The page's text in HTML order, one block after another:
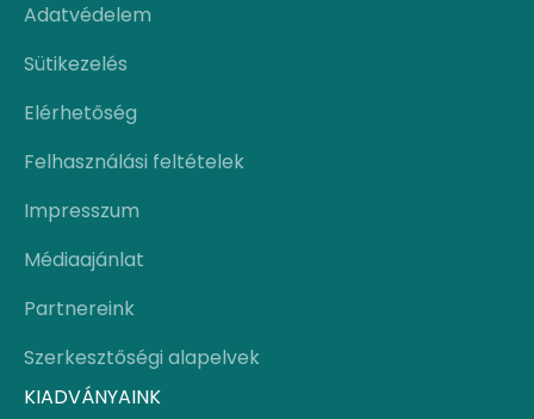
Adatvédelem
Sütikezelés
Elérhetőség
Felhasználási feltételek
Impresszum
Médiaajánlat
Partnereink
Szerkesztőségi alapelvek
KIADVÁNYAINK